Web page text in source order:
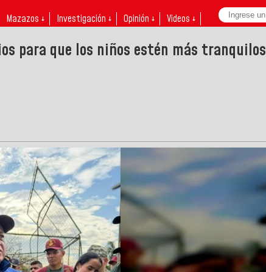
Mazazos ↓ Investigación ↓ Opinión ↓ Videos ↓
para que los niños estén más tranquilos